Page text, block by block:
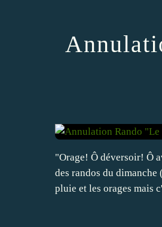
"Orage! Ô déversoir! Ô
des randos du
pluie et les orages mais